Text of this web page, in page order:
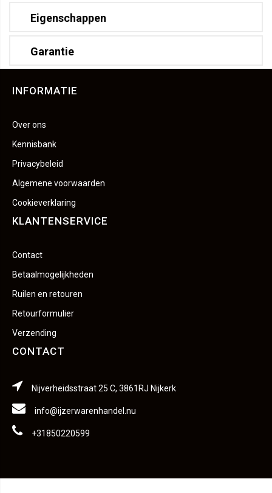
Eigenschappen
Garantie
INFORMATIE
Over ons
Kennisbank
Privacybeleid
Algemene voorwaarden
Cookieverklaring
KLANTENSERVICE
Contact
Betaalmogelijkheden
Ruilen en retouren
Retourformulier
Verzending
CONTACT
Nijverheidsstraat 25 C, 3861RJ Nijkerk
info@ijzerwarenhandel.nu
+31850220599